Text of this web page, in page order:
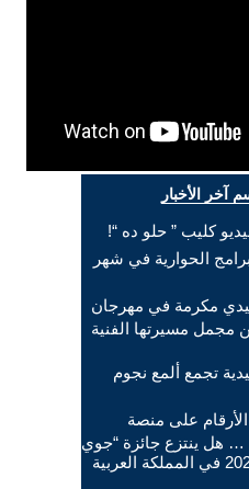
آخر الأخبار
كليب ” حلو ده “!
الحوارية في شهر
مكرمة في مهرجان
الدولي 2023 عن مجمل مسيرتها الفنية
تجمع ألمع نجوم
على منصة
… هل ينتزع جائزة “جوي
أووردز” في 18 يناير 2025 في المملكة العربية